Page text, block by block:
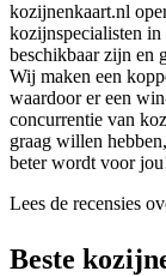
kozijnenkaart.nl
kozijnspecialisten
beschikbaar zijn en
Wij maken een
waardoor er een
concurrentie van
graag willen
beter wordt voor
Lees de recensies
Beste